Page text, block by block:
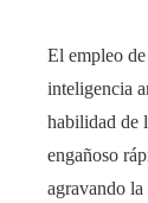
El empleo
inteligencia
habilidad de
engañoso
agravando